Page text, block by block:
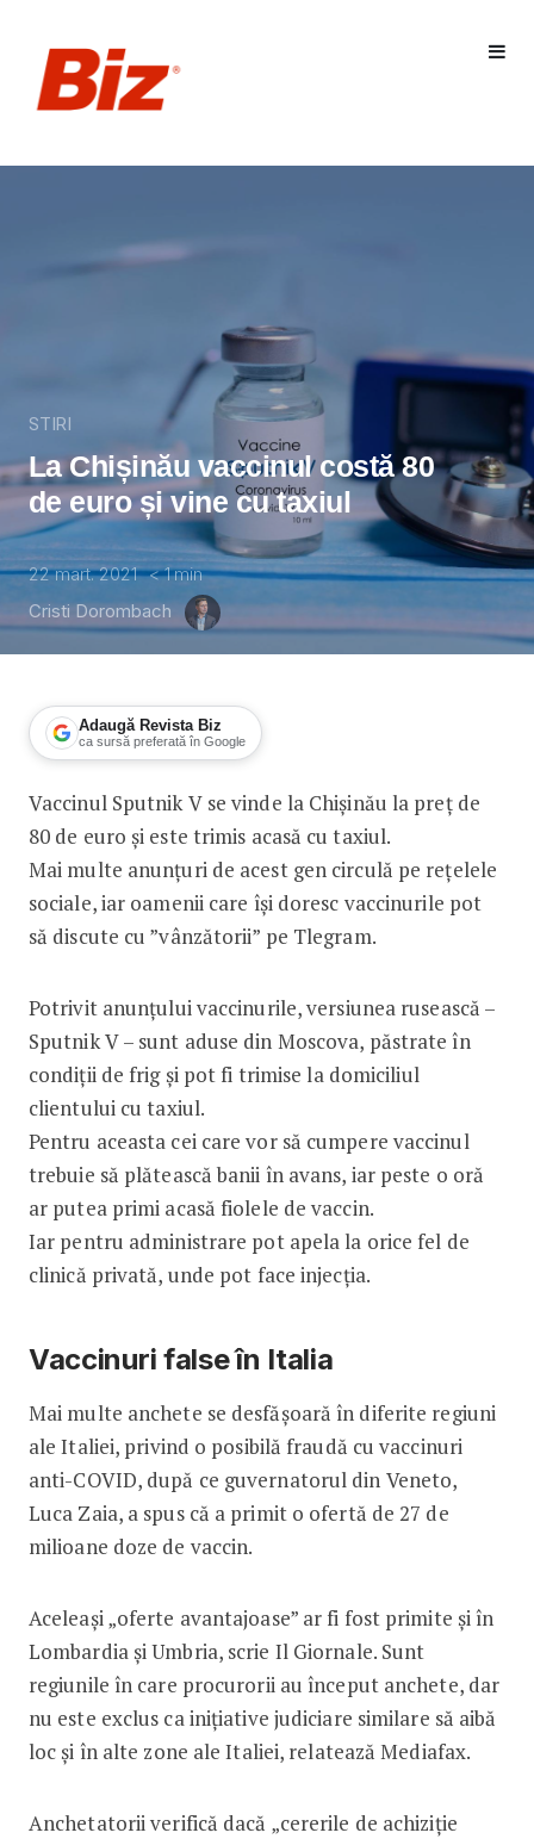
STIRI
La Chișinău vaccinul costă 80
de euro și vine cu taxiul
22 mart. 2021 < 1min
Cristi Dorombach
Adaugă Revista Biz
ca sursă preferată în Google
La Chișinău vaccinul costă 80 de
Vaccinul Sputnik V se vinde la Chișinău la preț de
80 de euro și este trimis acasă cu taxiul.
Mai multe anunțuri de acest gen circulă pe rețelele
sociale, iar oamenii care își doresc vaccinurile pot
să discute cu ”vânzătorii” pe Tlegram.
Potrivit anunțului vaccinurile, versiunea rusească –
Sputnik V – sunt aduse din Moscova, păstrate în
condiții de frig și pot fi trimise la domiciliul
clientului cu taxiul.
Pentru aceasta cei care vor să cumpere vaccinul
trebuie să plătească banii în avans, iar peste o oră
ar putea primi acasă fiolele de vaccin.
Iar pentru administrare pot apela la orice fel de
clinică privată, unde pot face injecția.
Vaccinuri false în Italia
Mai multe anchete se desfășoară în diferite regiuni
ale Italiei, privind o posibilă fraudă cu vaccinuri
anti-COVID, după ce guvernatorul din Veneto,
Luca Zaia, a spus că a primit o ofertă de 27 de
milioane doze de vaccin.
Aceleași „oferte avantajoase” ar fi fost primite și în
Lombardia și Umbria, scrie Il Giornale. Sunt
regiunile în care procurorii au început anchete, dar
nu este exclus ca inițiative judiciare similare să aibă
loc și în alte zone ale Italiei, relatează Mediafax.
Anchetatorii verifică dacă „cererile de achiziție